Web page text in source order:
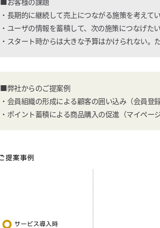
・長期的に継続して売上につながる施策を考えてい
・ユーザの情報を蓄積して、次の施策につなげたい
・スタート時からは大きな予算はかけられない。
■弊社からのご提案例
・会員組織の形成による顧客の囲い込み（会員登
・ポイント蓄積による商品購入の促進（マイペー